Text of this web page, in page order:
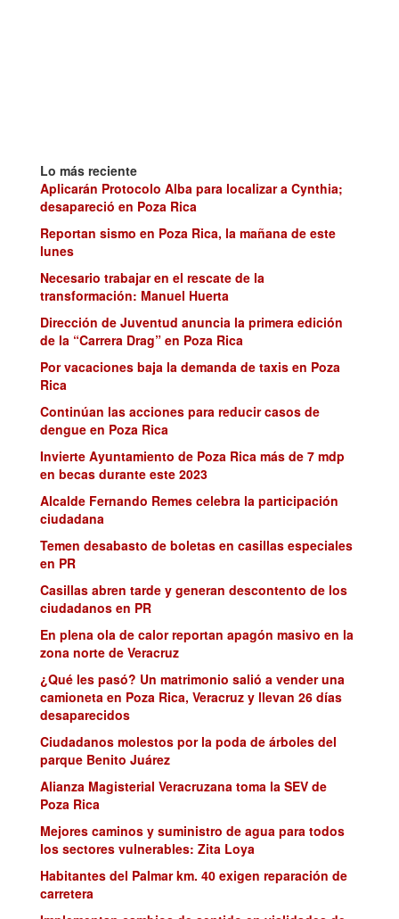
Lo más reciente
Aplicarán Protocolo Alba para localizar a Cynthia;
desapareció en Poza Rica
Reportan sismo en Poza Rica, la mañana de este
lunes
Necesario trabajar en el rescate de la
transformación: Manuel Huerta
Dirección de Juventud anuncia la primera edición
de la “Carrera Drag” en Poza Rica
Por vacaciones baja la demanda de taxis en Poza
Rica
Continúan las acciones para reducir casos de
dengue en Poza Rica
Invierte Ayuntamiento de Poza Rica más de 7 mdp
en becas durante este 2023
Alcalde Fernando Remes celebra la participación
ciudadana
Temen desabasto de boletas en casillas especiales
en PR
Casillas abren tarde y generan descontento de los
ciudadanos en PR
En plena ola de calor reportan apagón masivo en la
zona norte de Veracruz
¿Qué les pasó? Un matrimonio salió a vender una
camioneta en Poza Rica, Veracruz y llevan 26 días
desaparecidos
Ciudadanos molestos por la poda de árboles del
parque Benito Juárez
Alianza Magisterial Veracruzana toma la SEV de
Poza Rica
Mejores caminos y suministro de agua para todos
los sectores vulnerables: Zita Loya
Habitantes del Palmar km. 40 exigen reparación de
carretera